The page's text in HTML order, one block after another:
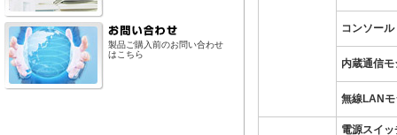
コンソール
内蔵通信
無線LAN
電源スイッ
製品ご購入前のお問い合わせ
はこちら